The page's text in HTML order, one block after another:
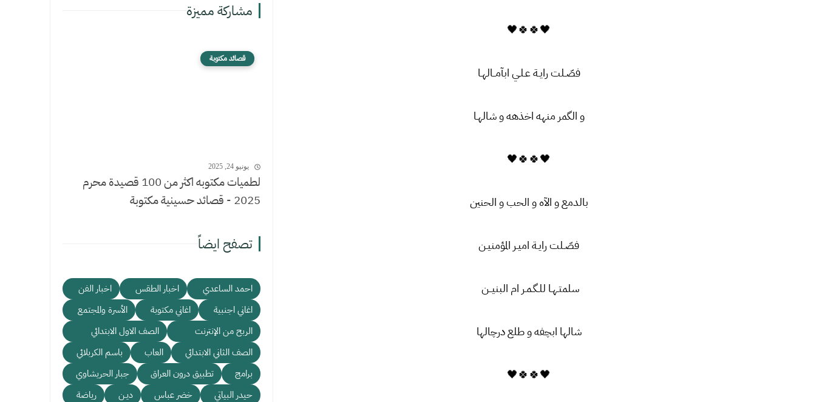
🖤🍀🍀🖤
فصّـلت رایـة عـلـي ابآمــالهـا
و الگمر منهه اخذهه و شالهـا
🖤🍀🍀🖤
بالدمع و الآه و الحب و الحنین
فصّـلت رایـة اميـر المؤمنيـن
سلمتـهـا للـگـمـر ام البنیــن
شالها ابچفه و طلع درچالها
🖤🍀🍀🖤
مشاركة مميزة
قصائد مكتوبة
يونيو 24, 2025
لطميات مكتوبه اكثر من 100 قصيدة محرم
2025 - قصائد حسينية مكتوبة
تصفح ايضاً
احمد الساعدي اخبار الطقس
اخبار الفن
اغاني اجنبية
اغاني مكتوبة
الأسرة والمجتمع
الربح من الإنترنت
الصف الاول الابتدائي
الصف الثاني الابتدائي
العاب
باسم الكربلائي
برامج
تطبيق درون العراق
جبار الحريشاوي
حيدر البياتي
خضر عباس ديـن
رياضة